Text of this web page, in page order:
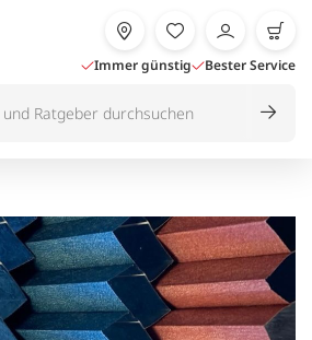
Immer günstig Bester Service